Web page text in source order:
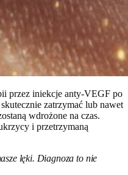
przez iniekcje anty-VEGF po
zatrzymać lub nawet
wdrożone na czas.
i przetrzymaną
lęki. Diagnoza to nie